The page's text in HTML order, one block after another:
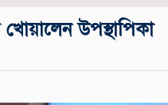
উপস্থাপিকা